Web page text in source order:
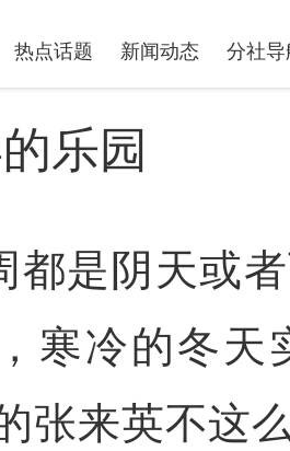
热点话题 新闻动态 分社
乐园
都是阴天或
寒冷的冬天
张来英不这